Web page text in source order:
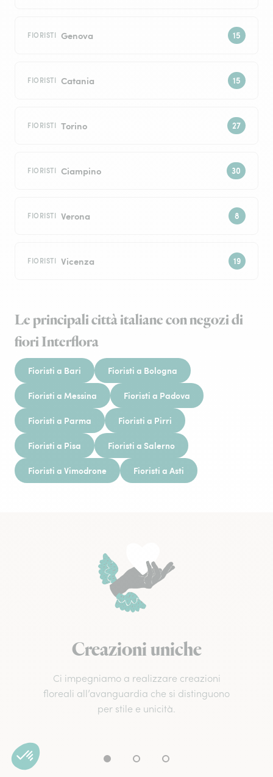
FIORISTI Genova
FIORISTI Catania
FIORISTI Torino
FIORISTI Ciampino
FIORISTI Verona
FIORISTI Vicenza
Le principali città italiane con negozi di
fiori Interflora
Fioristi a Bari Fioristi a Bologna
Fioristi a Messina Fioristi a Padova
Fioristi a Parma Fioristi a Pirri
Fioristi a Pisa Fioristi a Salerno
Fioristi a Vimodrone Fioristi a Asti
Creazioni uniche
Ci impegniamo a realizzare creazioni
floreali all’avanguardia che si distinguono
per stile e unicità.